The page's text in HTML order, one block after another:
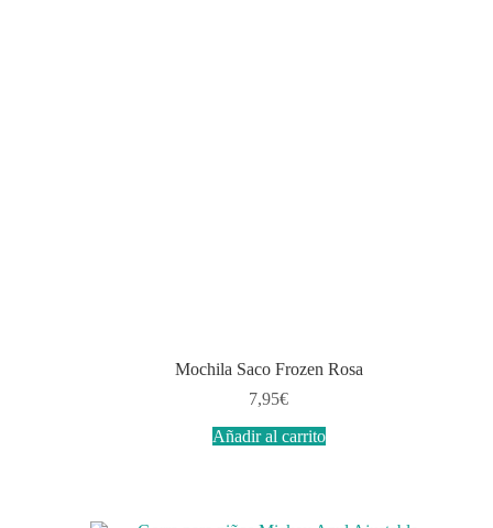
Mochila Saco Frozen Rosa
7,95€
Añadir al carrito